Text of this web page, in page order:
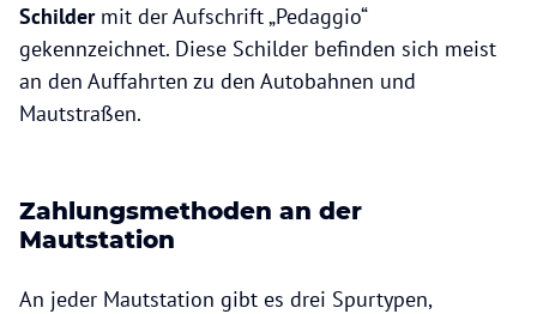
Schildermit der Aufschrift „Pedaggio“
gekennzeichnet. Diese Schilder befinden sich meist
an den Auffahrten zu den Autobahnen und
Mautstraßen.
Zahlungsmethoden an der
Mautstation
An jeder Mautstation gibt es drei Spurtypen,